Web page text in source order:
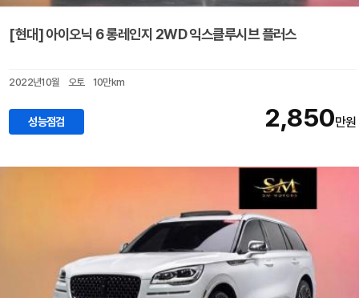
[현대] 아이오닉 6 롱레인지 2WD 익스클루시브 플러스
2022년10월 오토 10만km
성능점검 2,850만원